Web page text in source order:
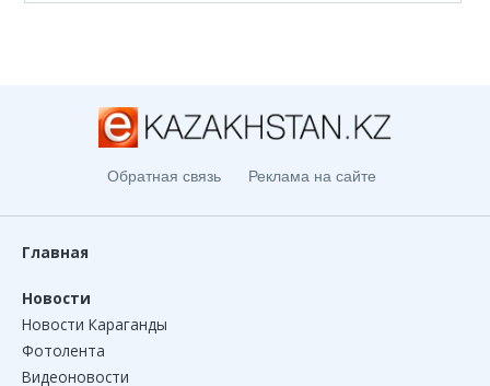
Обратная связь Реклама на сайте
Главная
Новости
Новости Караганды
Фотолента
Видеоновости